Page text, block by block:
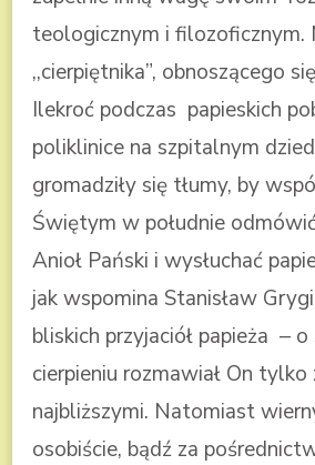
teologicznym i filozoficznym.
,,cierpiętnika”, obnoszącego
Ilekroć podczas papieskich
poliklinice na szpitalnym
gromadziły się tłumy, by
Świętym w południe
Anioł Pański i wysłuchać
jak wspomina Stanisław
bliskich przyjaciół papieża –
cierpieniu rozmawiał On
najbliższymi. Natomiast
osobiście, bądź za